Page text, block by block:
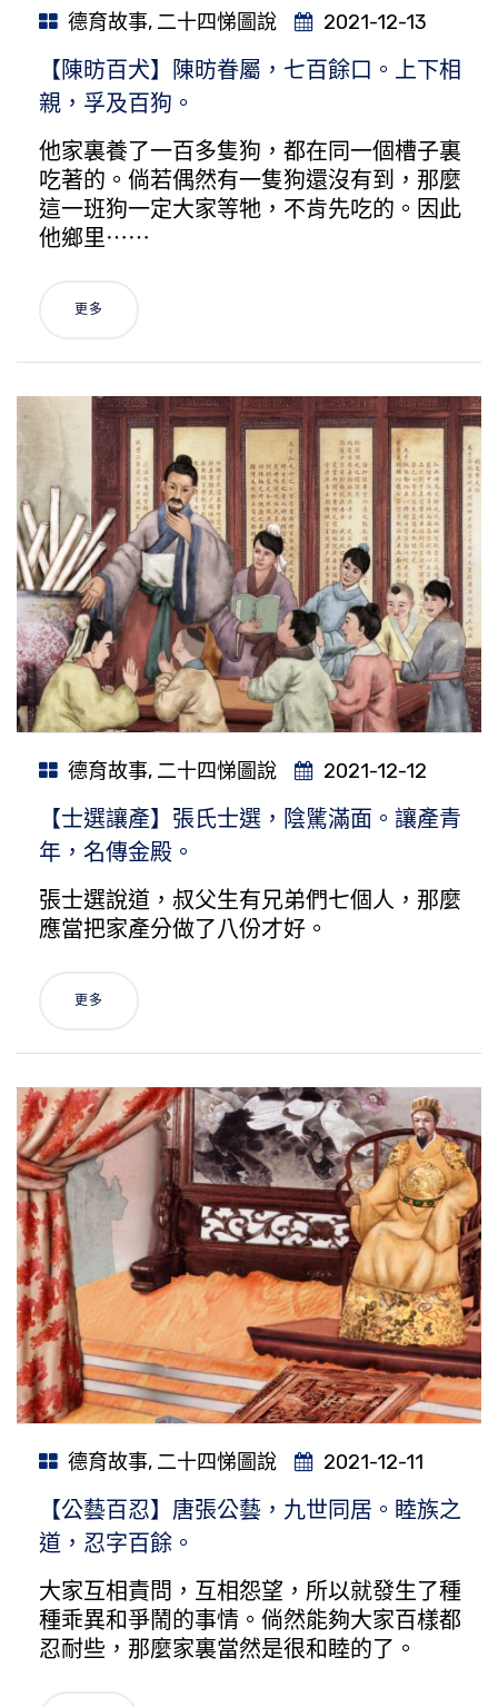
德育故事, 二十四悌圖說 2021-12-13
【陳昉百犬】陳昉眷屬，七百餘口。上下相
親，孚及百狗。
他家裏養了一百多隻狗，都在同一個槽子裏
吃著的。倘若偶然有一隻狗還沒有到，那麼
這一班狗一定大家等牠，不肯先吃的。因此
他鄉里⋯⋯
更多
德育故事, 二十四悌圖說 2021-12-12
【士選讓產】張氏士選，陰騭滿面。讓產青
年，名傳金殿。
張士選說道，叔父生有兄弟們七個人，那麼
應當把家產分做了八份才好。
更多
德育故事, 二十四悌圖說 2021-12-11
【公藝百忍】唐張公藝，九世同居。睦族之
道，忍字百餘。
大家互相責問，互相怨望，所以就發生了種
種乖異和爭鬧的事情。倘然能夠大家百樣都
忍耐些，那麼家裏當然是很和睦的了。